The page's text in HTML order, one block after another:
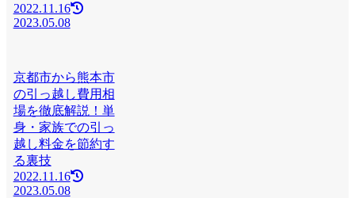
2022.11.16
2023.05.08
京都市から熊本市
の引っ越し費用相
場を徹底解説！単
身・家族での引っ
越し料金を節約す
る裏技
2022.11.16
2023.05.08